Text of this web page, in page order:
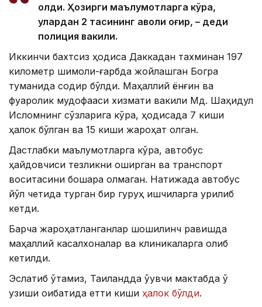
олди. Ҳозирги маълумотларга кўра,
улардан 2 тасининг аҳволи оғир, – деди
полиция вакили.
Иккинчи бахтсиз ҳодиса Даккадан тахминан 197
километр шимоли-ғарбда жойлашган Богра
туманида содир бўлди. Маҳаллий ёнғин ва
фуқаролик мудофааси хизмати вакили Мд. Шаҳидул
Исломнинг сўзларига кўра, ҳодисада 7 киши
ҳалок бўлган ва 15 киши жароҳат олган.
Дастлабки маълумотларга кўра, автобус
ҳайдовчиси тезликни оширган ва транспорт
воситасини бошқара олмаган. Натижада автобус
йўл четида турган бир гуруҳ ишчиларга урилиб
кетди.
Барча жароҳатланганлар шошилинч равишда
маҳаллий касалхоналар ва клиникаларга олиб
кетилди.
Эслатиб ўтамиз, Таиландда ўқувчи мактабда ўқ
узиши оқибатида етти киши ҳалок бўлди.